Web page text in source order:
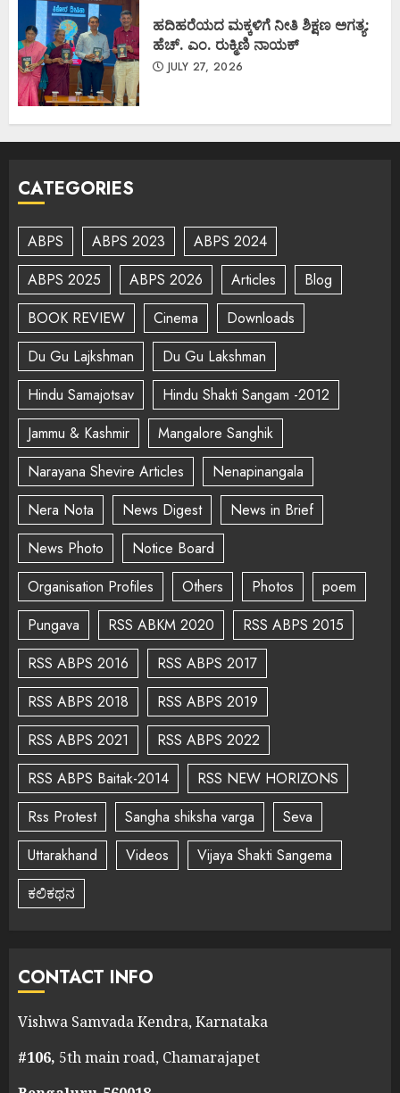
ಹದಿಹರೆಯದ ಮಕ್ಕಳಿಗೆ ನೀತಿ ಶಿಕ್ಷಣ ಅಗತ್ಯ:
ಹೆಚ್. ಎಂ. ರುಕ್ಮಿಣಿ ನಾಯಕ್
JULY 27, 2026
CATEGORIES
ABPS ABPS 2023
ABPS 2024
ABPS 2025
ABPS 2026 Articles
Blog
BOOK REVIEW
Cinema
Downloads
Du Gu Lajkshman
Du Gu Lakshman
Hindu Samajotsav
Hindu Shakti Sangam -2012
Jammu & Kashmir
Mangalore Sanghik
Narayana Shevire Articles
Nenapinangala
Nera Nota
News Digest
News in Brief
News Photo
Notice Board
Organisation Profiles
Others Photos
poem
Pungava
RSS ABKM 2020
RSS ABPS 2015
RSS ABPS 2016
RSS ABPS 2017
RSS ABPS 2018
RSS ABPS 2019
RSS ABPS 2021
RSS ABPS 2022
RSS ABPS Baitak-2014
RSS NEW HORIZONS
Rss Protest
Sangha shiksha varga
Seva
Uttarakhand
Videos
Vijaya Shakti Sangema
ಕಲಿಕಥನ
CONTACT INFO
Vishwa Samvada Kendra, Karnataka
#106, 5th main road, Chamarajapet